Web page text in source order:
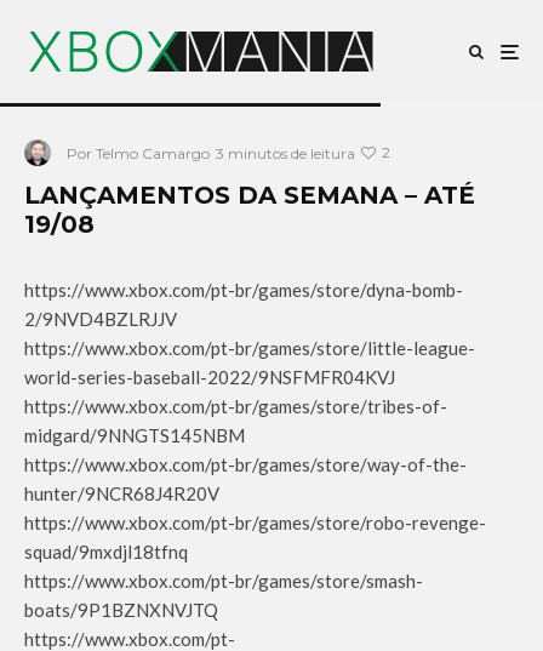
Por Telmo Camargo 3 minutos de leitura 2
LANÇAMENTOS DA SEMANA – ATÉ
19/08
https://www.xbox.com/pt-br/games/store/dyna-bomb-
2/9NVD4BZLRJJV
https://www.xbox.com/pt-br/games/store/little-league-
world-series-baseball-2022/9NSFMFR04KVJ
https://www.xbox.com/pt-br/games/store/tribes-of-
midgard/9NNGTS145NBM
https://www.xbox.com/pt-br/games/store/way-of-the-
hunter/9NCR68J4R20V
https://www.xbox.com/pt-br/games/store/robo-revenge-
squad/9mxdjl18tfnq
https://www.xbox.com/pt-br/games/store/smash-
boats/9P1BZNXNVJTQ
https://www.xbox.com/pt-